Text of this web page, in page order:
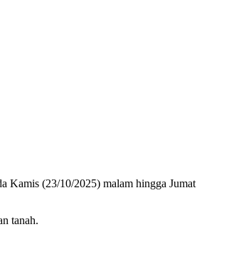
Kamis (23/10/2025) malam hingga Jumat
tanah.